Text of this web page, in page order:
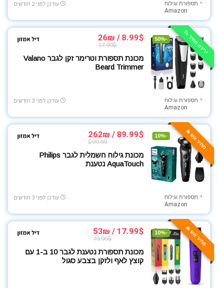
תספורת וגילוח
Amazon
עודכן לפני 2 חודשים
ירידת מחיר 📉 -50%
8.99$ / 26₪
17.99$
מכונת תספורת וטרימר זקן לגבר Valano
Beard Trimmer
תספורת וגילוח
Amazon
עודכן לפני 3 חודשים
מחיר אש 🔥 -10%
89.99$ / 262₪
$99.99
מכונת גילוח חשמלית לגבר Philips
AquaTouch נטענת
תספורת וגילוח
Amazon
עודכן לפני 3 חודשים
מחיר אש 🔥 -10%
17.99$ / 53₪
19.99$
מכונת תספורת נטענת לגבר 10 ב-1 עם
קוצץ לאף ולזקן בצבע סגול